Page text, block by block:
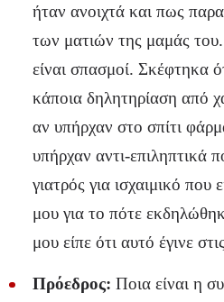
ήταν ανοιχτά και πως
των ματιών της μαμάς
είναι σπασμοί. Σκέφτηκα
κάποια δηλητηρίαση από
αν υπήρχαν στο σπίτι
υπήρχαν αντι-επιληπτικά
γιατρός για ισχαιμικό που
μου για το πότε
μου είπε ότι αυτό έγινε
Πρόεδρος: Ποια είναι η